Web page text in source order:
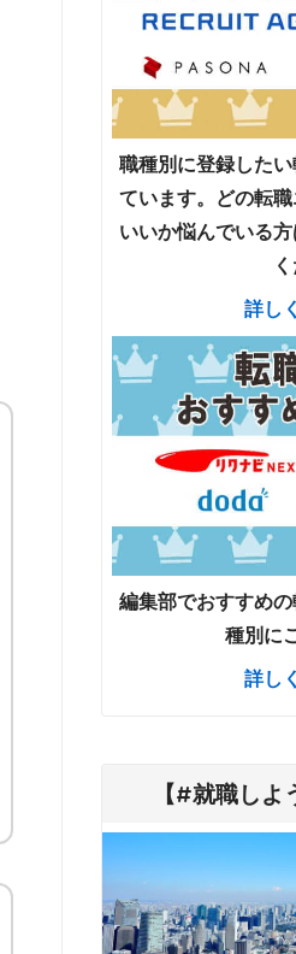
職種別に登録した
ています。どの転
いいか悩んでいる
詳し
編集部でおすすめ
種別に
詳し
【#就職し